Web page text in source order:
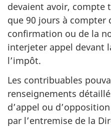
devaient avoir, compte
que 90 jours à compter
confirmation ou de la
interjeter appel devant
l’impôt.
Les contribuables
renseignements
d’appel ou
par l’entremise de la